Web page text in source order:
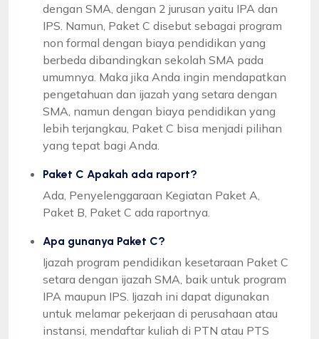
dengan SMA, dengan 2 jurusan yaitu IPA dan
IPS. Namun, Paket C disebut sebagai program
non formal dengan biaya pendidikan yang
berbeda dibandingkan sekolah SMA pada
umumnya. Maka jika Anda ingin mendapatkan
pengetahuan dan ijazah yang setara dengan
SMA, namun dengan biaya pendidikan yang
lebih terjangkau, Paket C bisa menjadi pilihan
yang tepat bagi Anda.
Paket C Apakah ada raport?
Ada, Penyelenggaraan Kegiatan Paket A,
Paket B, Paket C ada raportnya.
Apa gunanya Paket C?
Ijazah program pendidikan kesetaraan Paket C
setara dengan ijazah SMA, baik untuk program
IPA maupun IPS. Ijazah ini dapat digunakan
untuk melamar pekerjaan di perusahaan atau
instansi, mendaftar kuliah di PTN atau PTS